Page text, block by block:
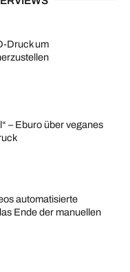
Druck um
– Eburo über veganes
automatisierte
Ende der manuellen